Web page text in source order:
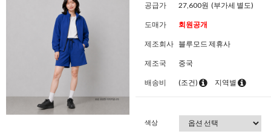
공급가 27,600원 (부가세 별도)
도매가 회원공개
제조회사 블루모드 제휴사
제조국 중국
배송비 (조건) 지역별
색상